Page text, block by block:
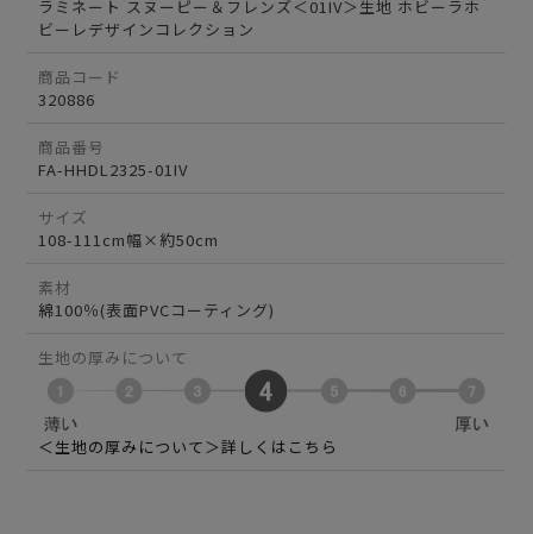
ラミネート スヌーピー＆フレンズ＜01IV＞生地 ホビーラホ
ビーレデザインコレクション
商品コード
320886
商品番号
FA-HHDL2325-01IV
サイズ
108-111cm幅×約50cm
素材
綿100％(表面PVCコーティング)
生地の厚みについて
＜生地の厚みについて＞詳しくはこちら